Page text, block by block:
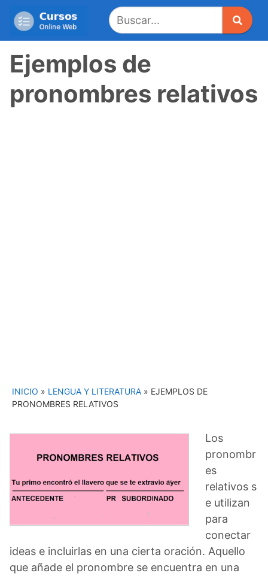
Ejemplos de
pronombres relativos
INICIO » LENGUA Y LITERATURA » EJEMPLOS DE
PRONOMBRES RELATIVOS
Los
pronombr
es
relativos s
e utilizan
para
conectar
ideas e incluirlas en una cierta oración. Aquello
que añade el pronombre se encuentra en una